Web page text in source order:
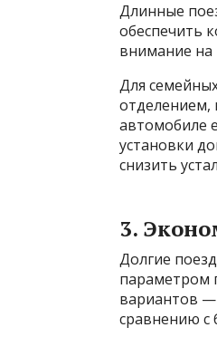
Длинные
обеспечить
внимание на
Для
отделением,
автомобиле
установки
снизить
3.
Долгие
параметром
вариантов
сравнению с